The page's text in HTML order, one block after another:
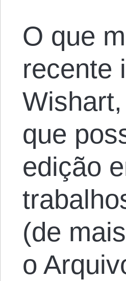
O que
recente
que
edição
(de
o